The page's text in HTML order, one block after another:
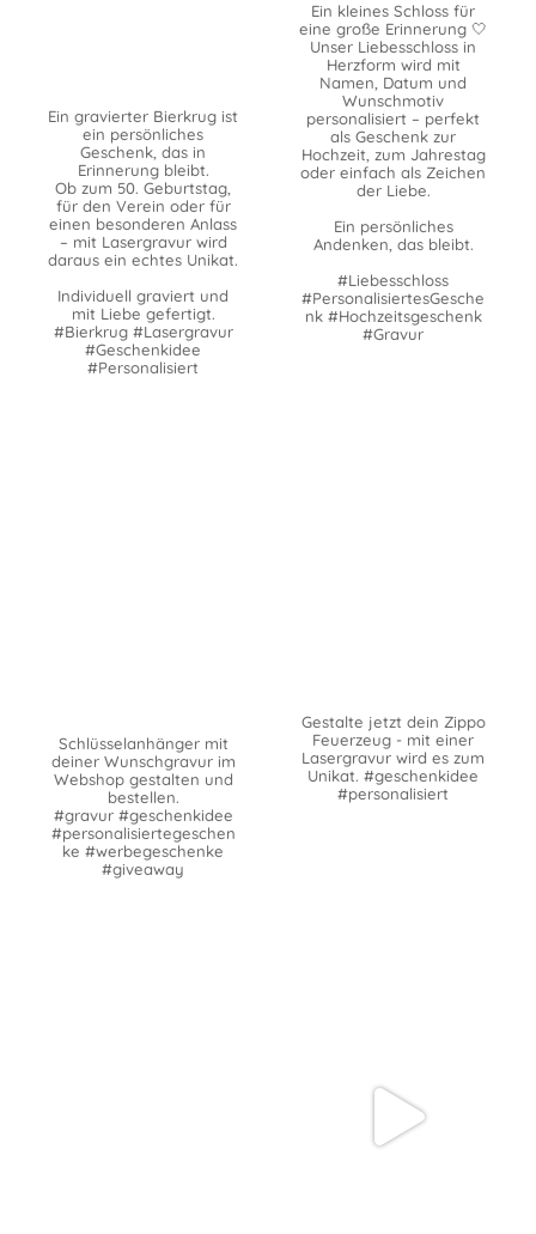
Ein gravierter Bierkrug ist
ein persönliches
Geschenk, das in
Erinnerung bleibt.
Ob zum 50. Geburtstag,
für den Verein oder für
einen besonderen Anlass
– mit Lasergravur wird
daraus ein echtes Unikat.
Individuell graviert und
mit Liebe gefertigt.
#Bierkrug #Lasergravur
#Geschenkidee
#Personalisiert
Ein kleines Schloss für
eine große Erinnerung 🤍
Unser Liebesschloss in
Herzform wird mit
Namen, Datum und
Wunschmotiv
personalisiert – perfekt
als Geschenk zur
Hochzeit, zum Jahrestag
oder einfach als Zeichen
der Liebe.
Ein persönliches
Andenken, das bleibt.
#Liebesschloss
#PersonalisiertesGesche
nk #Hochzeitsgeschenk
#Gravur
Schlüsselanhänger mit
deiner Wunschgravur im
Webshop gestalten und
bestellen.
#gravur #geschenkidee
#personalisiertegeschen
ke #werbegeschenke
#giveaway
Gestalte jetzt dein Zippo
Feuerzeug - mit einer
Lasergravur wird es zum
Unikat. #geschenkidee
#personalisiert